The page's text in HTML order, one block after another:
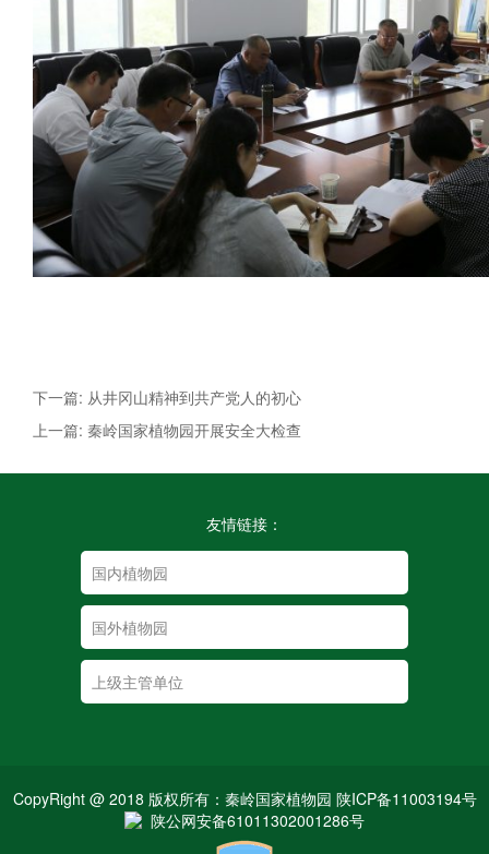
下一篇: 从井冈山精神到共产党人的初心
上一篇: 秦岭国家植物园开展安全大检查
友情链接：
CopyRight @ 2018 版权所有：秦岭国家植物园 陕ICP备11003194号
陕公网安备61011302001286号